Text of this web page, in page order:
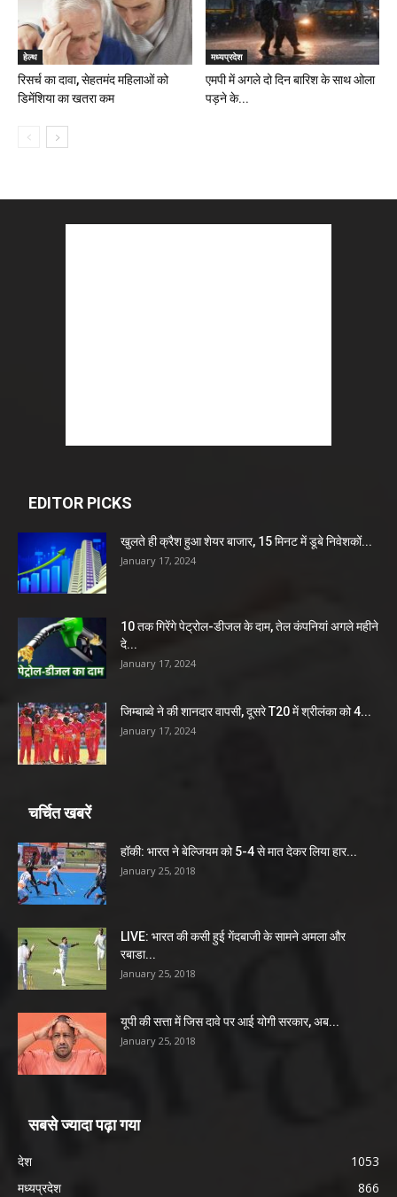
हेल्थ
रिसर्च का दावा, सेहतमंद महिलाओं को
डिमेंशिया का खतरा कम
मध्यप्रदेश
एमपी में अगले दो दिन बारिश के साथ ओला
पड़ने के...
EDITOR PICKS
खुलते ही क्रैश हुआ शेयर बाजार, 15 मिनट में डूबे निवेशकों...
January 17, 2024
10 तक गिरेंगे पेट्रोल-डीजल के दाम, तेल कंपनियां अगले महीने
दे...
January 17, 2024
जिम्बाब्वे ने की शानदार वापसी, दूसरे T20 में श्रीलंका को 4...
January 17, 2024
चर्चित खबरें
हॉकी: भारत ने बेल्जियम को 5-4 से मात देकर लिया हार...
January 25, 2018
LIVE: भारत की कसी हुई गेंदबाजी के सामने अमला और
रबाडा...
January 25, 2018
यूपी की सत्ता में जिस दावे पर आई योगी सरकार, अब...
January 25, 2018
सबसे ज्यादा पढ़ा गया
देश
1053
मध्यप्रदेश
866